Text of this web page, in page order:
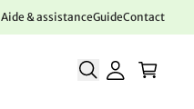
Aide & assistanceGuideContact